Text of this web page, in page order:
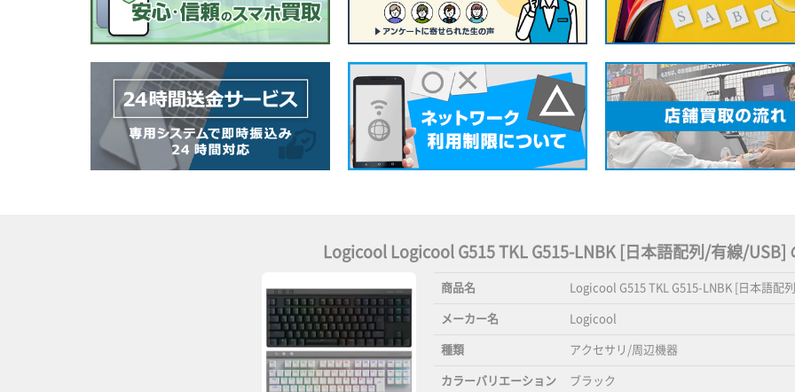
Logicool Logicool G515 TKL G515-LNBK [日本語配列/有線/USB]
商品名 Logicool G515 TKL G515-LNBK [日本語配
メーカー名 Logicool
種類 アクセサリ/周辺機器
カラーバリエーション ブラック